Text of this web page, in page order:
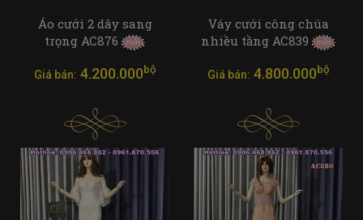
Áo cưới 2 dây sang
trọng AC876
Giá bán: 4.200.000bộ
Váy cưới công chúa
nhiều tầng AC839
Giá bán: 4.800.000bộ